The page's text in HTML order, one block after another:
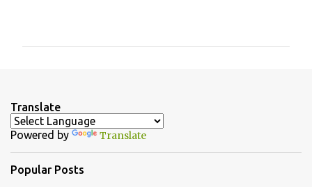
t
s
Translate
Powered by Translate
Popular Posts